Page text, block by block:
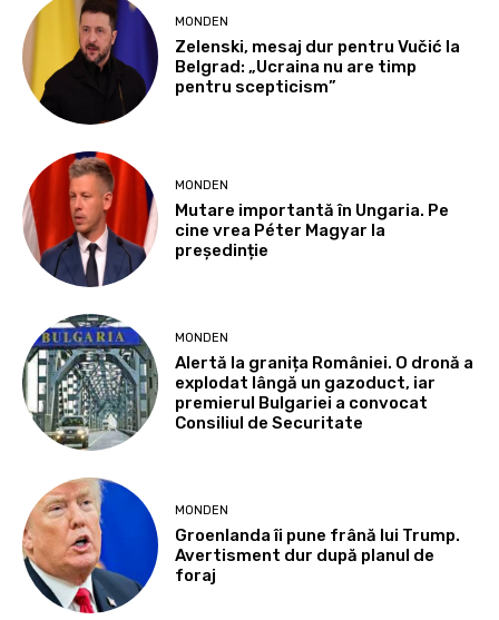
MONDEN
Zelenski, mesaj dur pentru Vučić la
Belgrad: „Ucraina nu are timp
pentru scepticism”
MONDEN
Mutare importantă în Ungaria. Pe
cine vrea Péter Magyar la
președinție
MONDEN
Alertă la granița României. O dronă a
explodat lângă un gazoduct, iar
premierul Bulgariei a convocat
Consiliul de Securitate
MONDEN
Groenlanda îi pune frână lui Trump.
Avertisment dur după planul de
foraj